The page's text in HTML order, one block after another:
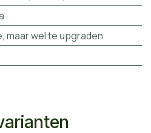
maar wel te upgraden